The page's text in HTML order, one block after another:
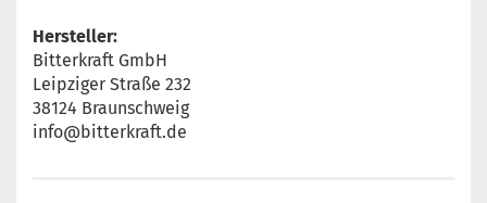
Hersteller:
Bitterkraft GmbH
Leipziger Straße 232
38124 Braunschweig
info@bitterkraft.de